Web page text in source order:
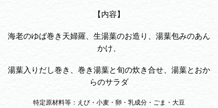
【内容】
海老のゆば巻き天婦羅、生湯葉のお造り、湯葉包みのあん
かけ、
湯葉入りだし巻き、巻き湯葉と旬の炊き合せ、湯葉とおか
らのサラダ
特定原材料等：えび・小麦・卵・乳成分・ごま・大豆